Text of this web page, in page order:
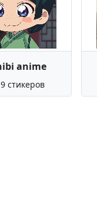
anime
стикеров